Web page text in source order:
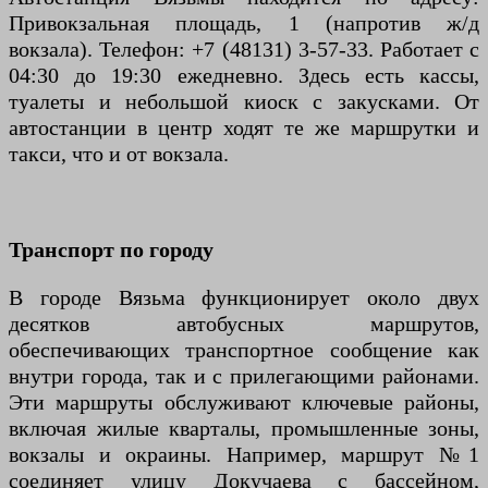
Привокзальная площадь, 1 (напротив ж/д
вокзала). Телефон: +7 (48131) 3-57-33. Работает с
04:30 до 19:30 ежедневно. Здесь есть кассы,
туалеты и небольшой киоск с закусками. От
автостанции в центр ходят те же маршрутки и
такси, что и от вокзала.
Транспорт по городу
В городе Вязьма функционирует около двух
десятков автобусных маршрутов,
обеспечивающих транспортное сообщение как
внутри города, так и с прилегающими районами.
Эти маршруты обслуживают ключевые районы,
включая жилые кварталы, промышленные зоны,
вокзалы и окраины. Например, маршрут №1
соединяет улицу Докучаева с бассейном,